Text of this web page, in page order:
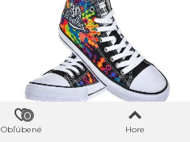
Rýchly náhľad
Obľúbené
0
Hore